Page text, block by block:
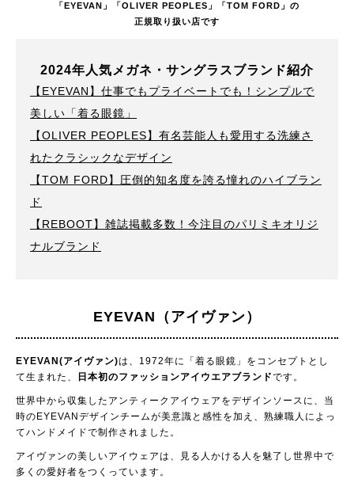
「EYEVAN」「OLIVER PEOPLES」「TOM FORD」の
正規取り扱い店です
2024年人気メガネ・サングラスブランド紹介
【EYEVAN】仕事でもプライベートでも！シンプルで
美しい「着る眼鏡」
【OLIVER PEOPLES】有名芸能人も愛用する洗練さ
れたクラシックなデザイン
【TOM FORD】圧倒的知名度を誇る憧れのハイブラン
ド
【REBOOT】雑誌掲載多数！今注目のパリミキオリジ
ナルブランド
EYEVAN（アイヴァン）
EYEVAN(アイヴァン)は、1972年に「着る眼鏡」をコンセプトとし
て生まれた、
日本初のファッションアイウエアブランドです。
世界中から収集したアンティークアイウェアをデザインソースに、当
時のEYEVANデザインチームが美意識と感性を加え、熟練職人によっ
てハンドメイドで制作されました。
アイヴァンの美しいアイウェアは、見る人かける人を魅了し世界中で
多くの愛好者をつくっています。